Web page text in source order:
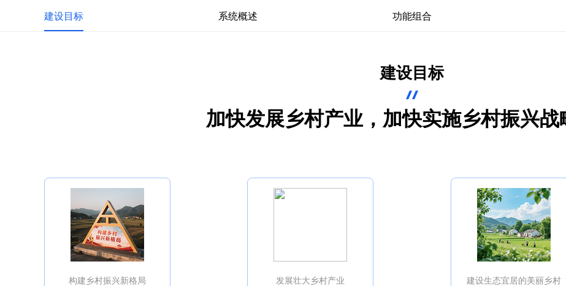
建设目标 系统概述 功能组合
建设目标
加快发展乡村产业，加快实施乡村振兴战
构建乡村振兴新格局 发展壮大乡村产业 建设生态宜居的美丽乡村